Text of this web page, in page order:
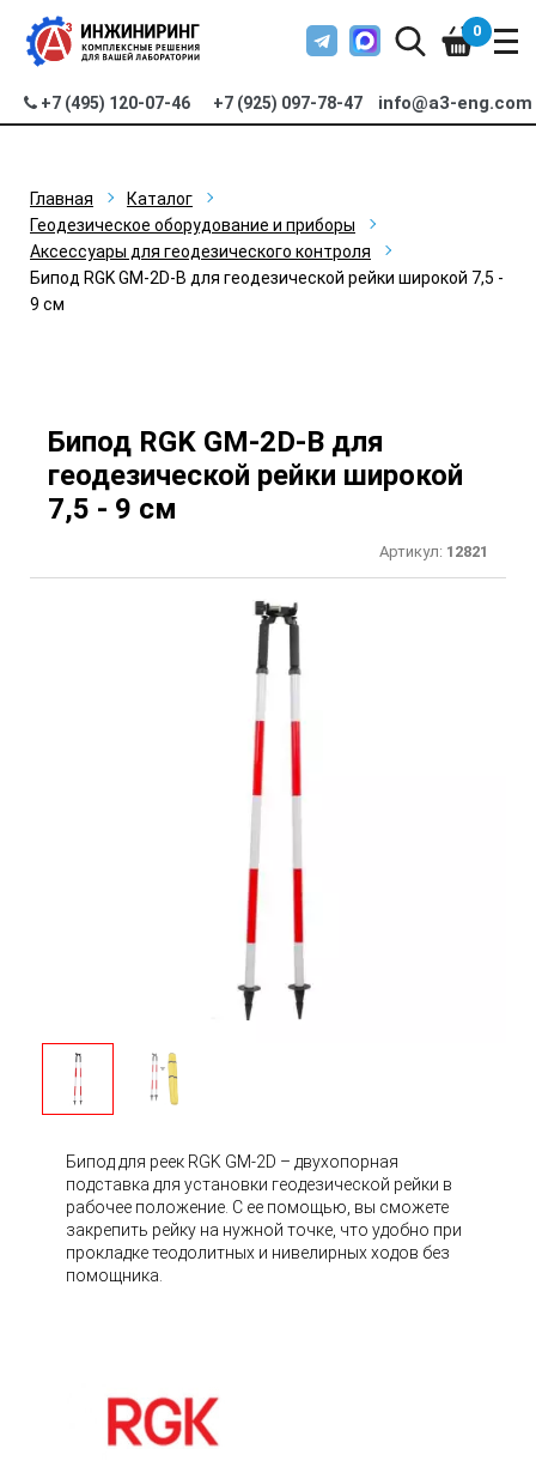
+7 (495) 120-07-46 +7 (925) 097-78-47 info@a3-eng.com
0
Главная
Каталог
Геодезическое оборудование и приборы
Аксессуары для геодезического контроля
Бипод RGK GM-2D-B для геодезической рейки широкой 7,5 -
9 см
Бипод RGK GM-2D-B для
геодезической рейки широкой
7,5 - 9 см
Артикул: 12821
Бипод для реек RGK GM-2D – двухопорная
подставка для установки геодезической рейки в
рабочее положение. С ее помощью, вы сможете
закрепить рейку на нужной точке, что удобно при
прокладке теодолитных и нивелирных ходов без
помощника.